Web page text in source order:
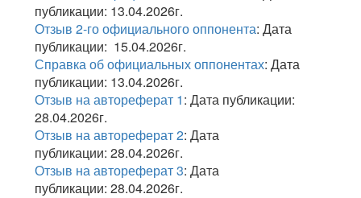
публикации: 13.04.2026г.
Отзыв 2-го официального оппонента: Дата
публикации: 15.04.2026г.
Справка об официальных оппонентах: Дата
публикации: 13.04.2026г.
Отзыв на автореферат 1: Дата публикации:
28.04.2026г.
Отзыв на автореферат 2: Дата
публикации: 28.04.2026г.
Отзыв на автореферат 3: Дата
публикации: 28.04.2026г.